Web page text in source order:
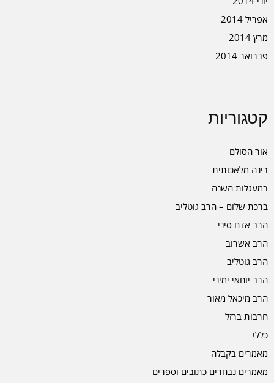
אפריל 2014
מרץ 2014
פברואר 2014
קטגוריות
אור הסולם
בינה מלאכותית
במעגלות השנה
ברכת שלום – הרב גוטליב
הרב אדם סיני
הרב אשרוב
הרב גוטליב
הרב יוחאי ימיני
הרב מיכאל מאור
חרבות ברזל
כללי
מאמרים בקבלה
מאמרים נבחרים כתובים וספרים